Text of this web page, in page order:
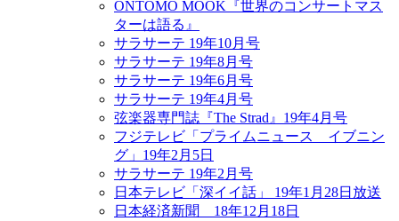
ONTOMO MOOK『世界のコンサートマス
ターは語る』
サラサーテ 19年10月号
サラサーテ 19年8月号
サラサーテ 19年6月号
サラサーテ 19年4月号
弦楽器専門誌『The Strad』19年4月号
フジテレビ「プライムニュース イブニン
グ」19年2月5日
サラサーテ 19年2月号
日本テレビ「深イイ話」 19年1月28日放送
日本経済新聞 18年12月18日